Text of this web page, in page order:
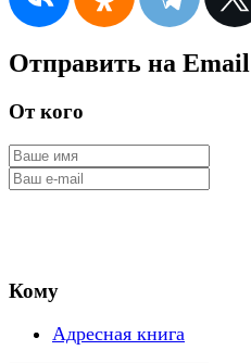
Отправить на Email
От кого
Кому
Адресная книга